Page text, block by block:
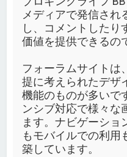
メディアで発信され
し、コメントしたり
価値を提供できるの
フォーラムサイトは
提に考えられたデザ
機能のものが多いで
ンシブ対応で様々な
ます。ナビゲーショ
もモバイルでの利用
築しています。